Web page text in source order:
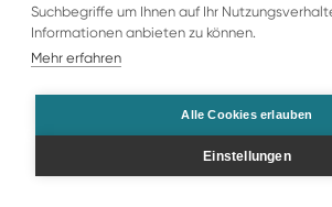
Suchbegriffe um Ihnen auf Ihr
Informationen anbieten zu können.
Mehr erfahren
Alle Cookies erlauben
Einstellungen